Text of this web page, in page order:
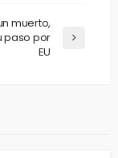
muerto,
paso por
EU